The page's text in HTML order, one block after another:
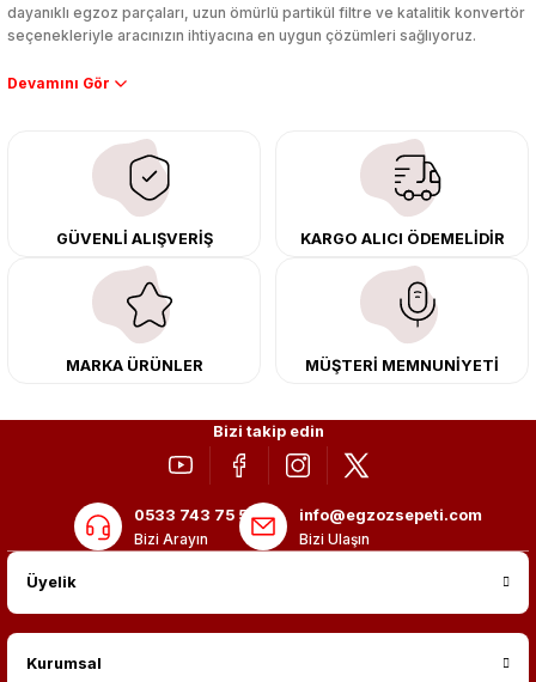
dayanıklı egzoz parçaları, uzun ömürlü partikül filtre ve katalitik konvertör
seçenekleriyle aracınızın ihtiyacına en uygun çözümleri sağlıyoruz.
Performans artışı isteyen sürücüler için özel performans egzozları ve
çıkma orijinal ürünler ile yenileyebilir, body kit uygulamalarıyla aracınızın
tasarımını ve aerodinamisini üst seviyeye taşıyabilirsiniz.
Tüm ürünlerimiz orijinal, dayanıklı ve uzun ömürlüdür. İstanbul’daki montaj
merkezimizde profesyonel montaj yapıyor, Türkiye’nin her yerine güvenli
kargo ile teslimat gerçekleştiriyoruz. Aracınıza değer katmak için doğru
adres: Egzoz Sepeti.
GÜVENLİ ALIŞVERİŞ KARGO ALICI ÖDEMELİDİR
MARKA ÜRÜNLER MÜŞTERİ MEMNUNİYETİ
Bizi takip edin
0533 743 75 56
Bizi Arayın
info@egzozsepeti.com
Bizi Ulaşın
Üyelik
Kurumsal